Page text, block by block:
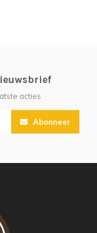
acties
Abonneer